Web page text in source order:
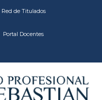
Red de Titulados
Portal Docentes